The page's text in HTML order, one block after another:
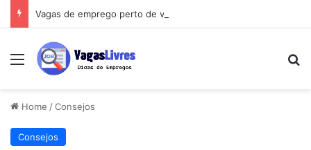
Menu
Home /Consejos
Consejos